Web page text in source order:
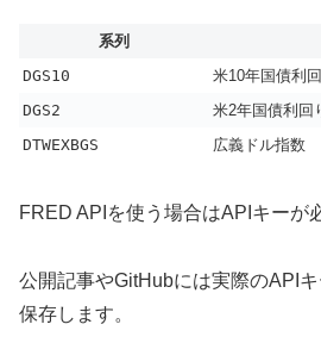
系列
DGS10
米10年国債利
DGS2
米2年国債利回
DTWEXBGS
広義ドル指数
FRED APIを使う場合はAPIキーが
公開記事やGitHubには実際のAPIキ
保存します。